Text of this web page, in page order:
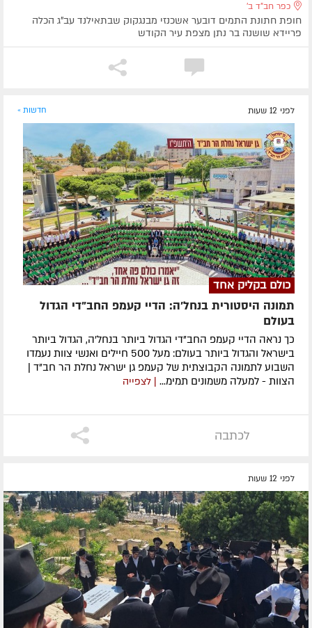
כפר חב"ד ב'
חופת חתונת התמים דובער אשכנזי מבנגקוק שבתאילנד עב"ג הכלה
פריידא שושנה בר נתן מצפת עיר הקודש
לפני 12 שעות חדשות »
כולם בקליק אחד
תמונה היסטורית בנחל'ה: הדיי קעמפ החב"די הגדול
בעולם
כך נראה הדיי קעמפ החב"די הגדול ביותר בנחל'ה, הגדול ביותר
בישראל והגדול ביותר בעולם: מעל 500 חיילים ואנשי צוות נעמדו
השבוע לתמונה הקבוצתית של קעמפ גן ישראל נחלת הר חב"ד |
הצוות - למעלה משמונים תמימ... | לצפייה
לכתבה
לפני 12 שעות